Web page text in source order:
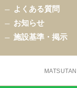
よくある質問
お知らせ
施設基準・掲示